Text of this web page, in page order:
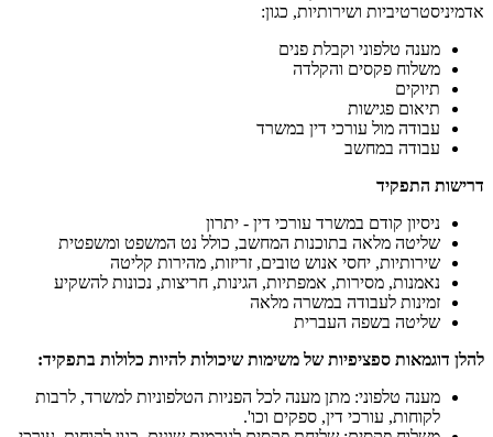
אדמיניסטרטיביות ושירותיות, כגון:
מענה טלפוני וקבלת פנים
משלוח פקסים והקלדה
תיוקים
תיאום פגישות
עבודה מול עורכי דין במשרד
עבודה במחשב
דרישות התפקיד
ניסיון קודם במשרד עורכי דין - יתרון
שליטה מלאה בתוכנות המחשב, כולל נט המשפט ומשפטית
שירותיות, יחסי אנוש טובים, זריזות, מהירות קליטה
נאמנות, מסירות, אמפתיות, הגינות, חריצות, נכונות להשקיע
זמינות לעבודה במשרה מלאה
שליטה בשפה העברית
להלן דוגמאות ספציפיות של משימות שיכולות להיות כלולות בתפקיד:
מענה טלפוני: מתן מענה לכל הפניות הטלפוניות למשרד, לרבות
לקוחות, עורכי דין, ספקים וכו'.